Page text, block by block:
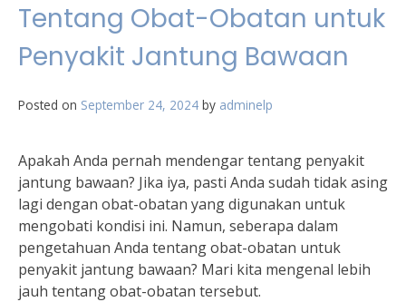
Tentang Obat-Obatan untuk
Penyakit Jantung Bawaan
Posted on September 24, 2024 by adminelp
Apakah Anda pernah mendengar tentang penyakit
jantung bawaan? Jika iya, pasti Anda sudah tidak asing
lagi dengan obat-obatan yang digunakan untuk
mengobati kondisi ini. Namun, seberapa dalam
pengetahuan Anda tentang obat-obatan untuk
penyakit jantung bawaan? Mari kita mengenal lebih
jauh tentang obat-obatan tersebut.